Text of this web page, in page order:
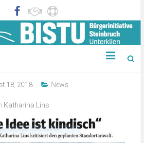
VN 18.08.2018
18, 2018 News
Katharina Lins